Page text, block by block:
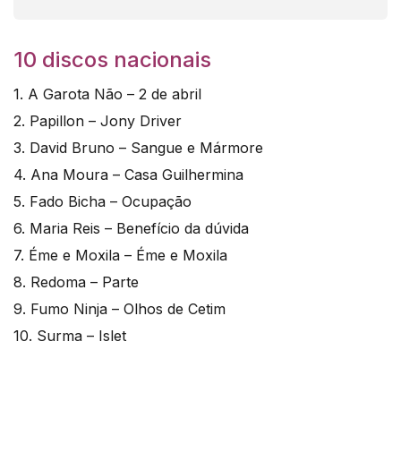
10 discos nacionais
1. A Garota Não – 2 de abril
2. Papillon – Jony Driver
3. David Bruno – Sangue e Mármore
4. Ana Moura – Casa Guilhermina
5. Fado Bicha – Ocupação
6. Maria Reis – Benefício da dúvida
7. Éme e Moxila – Éme e Moxila
8. Redoma – Parte
9. Fumo Ninja – Olhos de Cetim
10. Surma – Islet